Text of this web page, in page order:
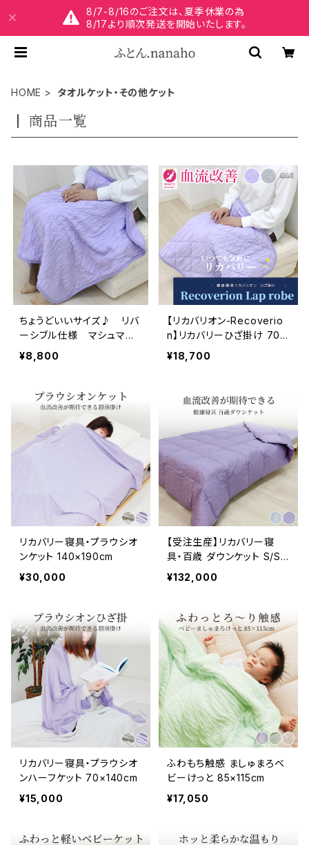
8/7-8/16のご注文は、夏季休業の為
8/17より順次発送を開始いたします。
HOME タオルケット・その他ケット
商品一覧
ちょうどいいサイズ♪ リバ
ーシブル仕様 マシュマロ
ひざ掛けケット（ 70×100c
m） リヨセル・テンセル
ト パステルラヴェンダーカ
¥8,800
【リカバリオン-Recoverio
n】リカバリーひざ掛け 70×
100cm ちょうどいいサイ
ズ プラウシオン×テンセル
¥18,700
リカバリー寝具・プラウシオ
ンケット 140×190cm
¥30,000
【受注生産】リカバリー寝
具・百歳 ダウンケット S/S
D/D プラウシオン®加工
¥132,000
リカバリー寝具・プラウシオ
ンハーフケット 70×140cm
¥15,000
ふわもち触感 ましゅまろベ
ビーけっと 85×115cm
¥17,050